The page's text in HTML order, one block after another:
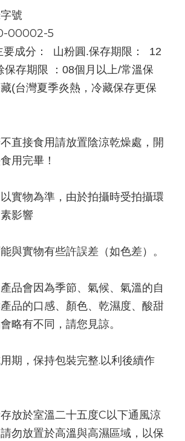
號
00002-5
要成分：  山粉圓.保存期限：  12
保存期限 ：08個月以上/常溫保
(台灣夏季炎熱，冷藏保存更保
直接食用請放置陰涼乾燥處，開
用完畢！
實物為準，由於拍攝時受拍攝環
影響
與實物有些許誤差（如色差）。
品會因為季節、氣候、氣溫的自
品的口感、顏色、乾濕度、酸甜
略有不同，請您見諒。
期，保持包裝完整.以利後續作
放於室溫二十五度C以下通風涼
勿放置於高溫與高濕區域，以保